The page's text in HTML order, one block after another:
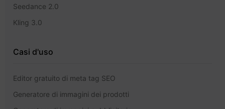
Seedance 2.0
Kling 3.0
Casi d'uso
Editor gratuito di meta tag SEO
Generatore di immagini dei prodotti